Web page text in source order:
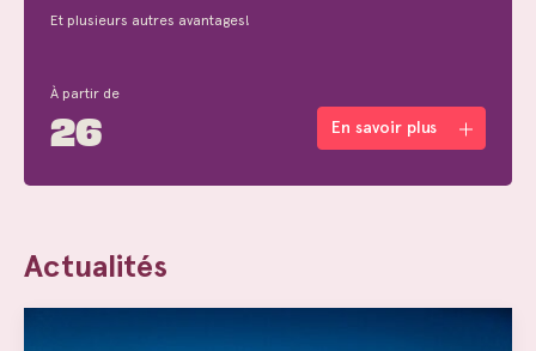
Et plusieurs autres avantages!
À partir de
26 En savoir plus
Actualités